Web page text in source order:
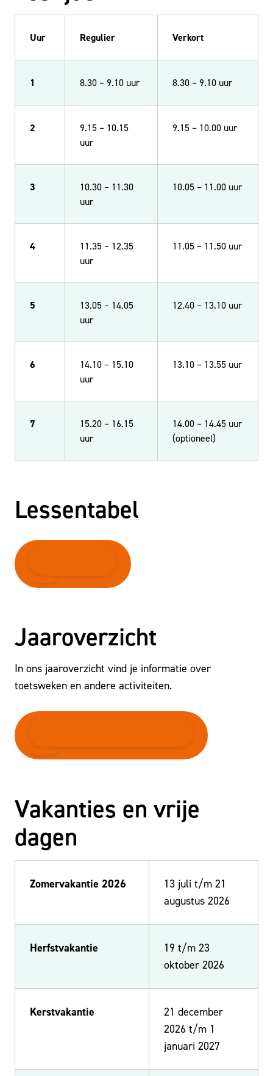
Uur Regulier Verkort
1 8.30 – 9.10 uur 8.30 – 9.10 uur
2
9.15 – 10.15
uur
9.15 – 10.00 uur
3
10.30 – 11.30
uur
10.05 – 11.00 uur
4
11.35 – 12.35
uur
11.05 – 11.50 uur
5
13.05 – 14.05
uur
12.40 – 13.10 uur
6
14.10 – 15.10
uur
13.10 – 13.55 uur
7
15.20 – 16.15
uur
14.00 – 14.45 uur
(optioneel)
Lessentabel
Jaaroverzicht
In ons jaaroverzicht vind je informatie over
toetsweken en andere activiteiten.
Vakanties en vrije
dagen
Zomervakantie 2026
13 juli t/m 21
augustus 2026
Herfstvakantie
19 t/m 23
oktober 2026
Kerstvakantie
21 december
2026 t/m 1
januari 2027